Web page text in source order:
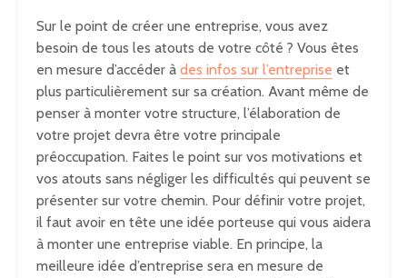
Sur le point de créer une entreprise, vous avez
besoin de tous les atouts de votre côté ? Vous êtes
en mesure d’accéder à des infos sur l’entreprise et
plus particulièrement sur sa création. Avant même de
penser à monter votre structure, l’élaboration de
votre projet devra être votre principale
préoccupation. Faites le point sur vos motivations et
vos atouts sans négliger les difficultés qui peuvent se
présenter sur votre chemin. Pour définir votre projet,
il faut avoir en tête une idée porteuse qui vous aidera
à monter une entreprise viable. En principe, la
meilleure idée d’entreprise sera en mesure de